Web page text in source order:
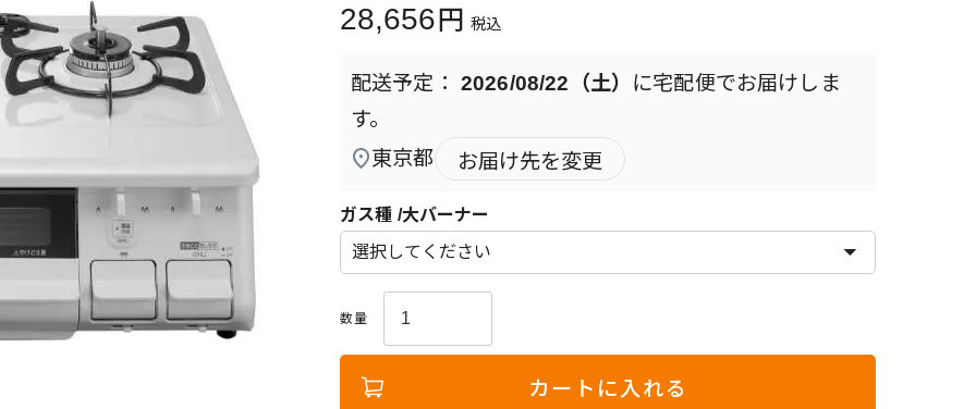
28,656 税込
2026/08/22（土） に宅配便でお届けしま
す。
東京都
お届け先を変更
ガス種 大バーナー
カートに入れる